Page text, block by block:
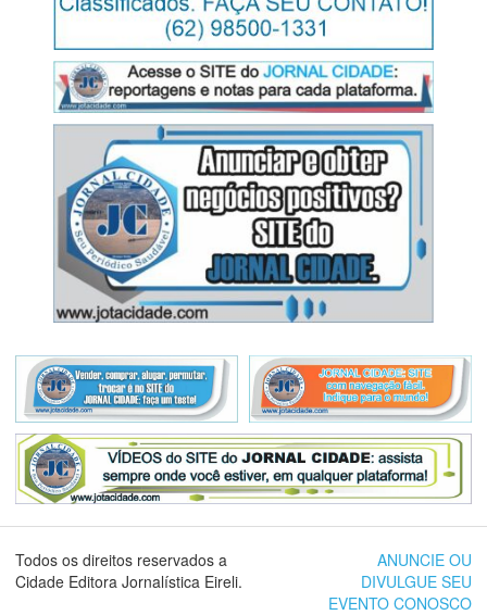
Todos os direitos reservados a
Cidade Editora Jornalística Eireli.
ANUNCIE OU
DIVULGUE SEU
EVENTO CONOSCO